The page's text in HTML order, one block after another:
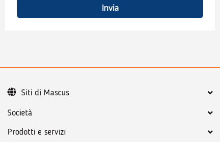
Invia
Società
Prodotti e servizi
Siti di Mascus